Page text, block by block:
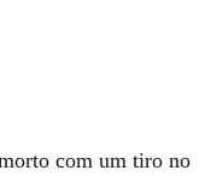
com um tiro no